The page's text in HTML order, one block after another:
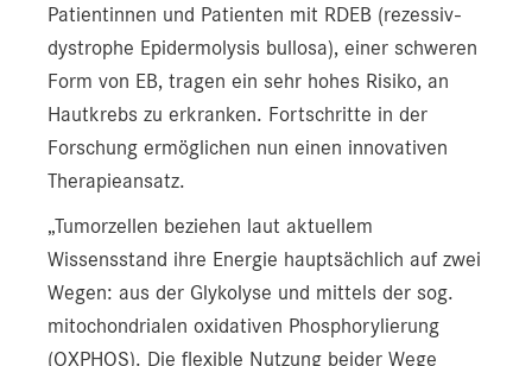
Patientinnen und Patienten mit RDEB (rezessiv-
dystrophe Epidermolysis bullosa), einer schweren
Form von EB, tragen ein sehr hohes Risiko, an
Hautkrebs zu erkranken. Fortschritte in der
Forschung ermöglichen nun einen innovativen
Therapieansatz.
„Tumorzellen beziehen laut aktuellem
Wissensstand ihre Energie hauptsächlich auf zwei
Wegen: aus der Glykolyse und mittels der sog.
mitochondrialen oxidativen Phosphorylierung
(OXPHOS). Die flexible Nutzung beider Wege